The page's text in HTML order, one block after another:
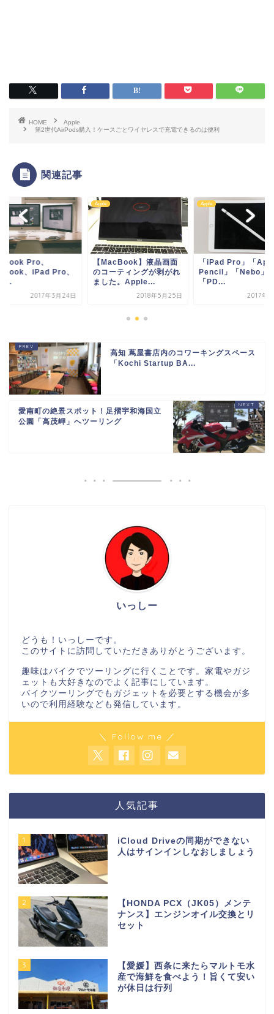
HOME
Apple
第2世代AirPods購入！ケースごとワイヤレスで充電できるのは便利
関連記事
】液晶画面
ーティングが剥がれ
た。Apple...
2018年5月25日
Apple
「iPad Pro」「Apple
Pencil」「Nebo」
「PD...
2017年8月1日
Apple
MacBook Pro、
MacBook、iPad
iPho...
2017年3
高知 蔦屋書店内のコワーキングスペース
「Kochi Startup BA...
愛南町の絶景スポット！足摺宇和海国立
公園「高茂岬」へツーリング
いっしー
どうも！いっしーです。
このサイトに訪問していただきありがとうございます。
趣味はバイクでツーリングに行くことです。家電やガジ
ェットも大好きなのでよく記事にしています。
バイクツーリングでもガジェットを必要とする機会が多
いので利用経験なども発信しています。
＼ Follow me ／
人気記事
1
iCloud Driveの同期ができない
人はサインインしなおしましょう
2
【HONDA PCX（JK05）メンテ
ナンス】エンジンオイル交換とリ
セット
3
【愛媛】西条に来たらマルトモ水
産で海鮮を食べよう！旨くて安い
が休日は行列